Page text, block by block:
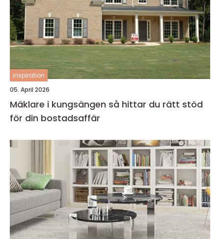
inspiration
05. April 2026
Mäklare i kungsängen så hittar du rätt stöd
för din bostadsaffär